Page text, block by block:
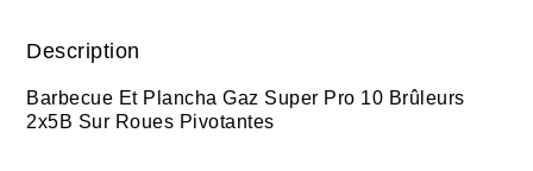
Description
Barbecue Et Plancha Gaz Super Pro 10 Brûleurs
2x5B Sur Roues Pivotantes